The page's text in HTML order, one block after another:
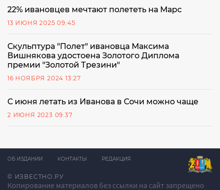
22% ивановцев мечтают полететь на Марс
13 ИЮНЯ 2025 09:45
Скульптура "Полет" ивановца Максима
Вишнякова удостоена Золотого Диплома
премии "Золотой Трезини"
16 НОЯБРЯ 2024 13:27
С июня летать из Иванова в Сочи можно чаще
2 ИЮНЯ 2023 09:37
© ИЗВЕСТНО.РУ
Копирование материалов без ссылки на сайт запрещено
ОБ ИЗДАНИИ КОНТАКТЫ РЕДАКЦИЯ